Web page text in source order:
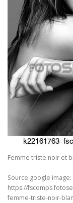
Femme triste noir et
Source google image:
https://
femme-triste-noir-